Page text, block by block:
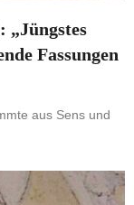
„Jüngstes
Fassungen
aus Sens und